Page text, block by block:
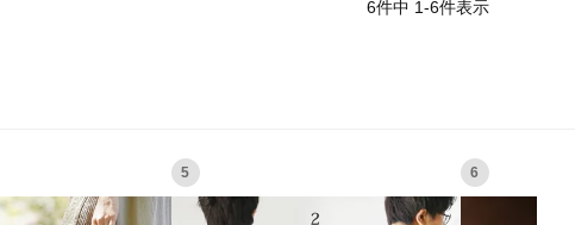
6件中 1-6件表示
5 6